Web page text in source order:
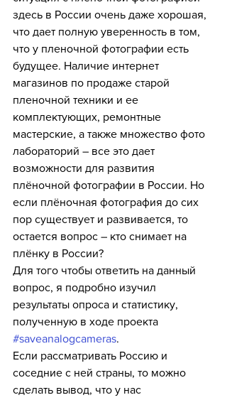
здесь в России очень даже хорошая,
что дает полную уверенность в том,
что у пленочной фотографии есть
будущее. Наличие интернет
магазинов по продаже старой
пленочной техники и ее
комплектующих, ремонтные
мастерские, а также множество фото
лабораторий – все это дает
возможности для развития
плёночной фотографии в России. Но
если плёночная фотография до сих
пор существует и развивается, то
остается вопрос – кто снимает на
плёнку в России?
Для того чтобы ответить на данный
вопрос, я подробно изучил
результаты опроса и статистику,
полученную в ходе проекта
#saveanalogcameras.
Если рассматривать Россию и
соседние с ней страны, то можно
сделать вывод, что у нас